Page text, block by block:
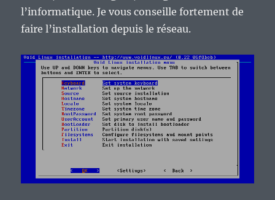
l’informatique. Je vous conseille fortement de
faire l’installation depuis le réseau.